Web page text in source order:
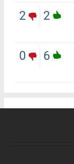
2
2
6
0